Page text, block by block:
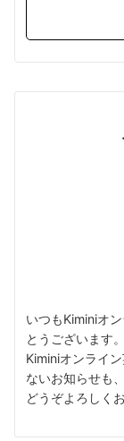
いつもKiminiオ
とうございます。
Kiminiオンライ
ないお知らせも
どうぞよろしく